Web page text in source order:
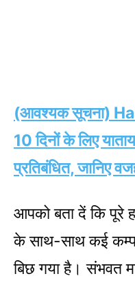
(आवश्यक सूचना)
10 दिनों के लिए
प्रतिबंधित, जानिए
आपको बता दें कि पूरे
के साथ-साथ कई
बिछ गया है। संभवत